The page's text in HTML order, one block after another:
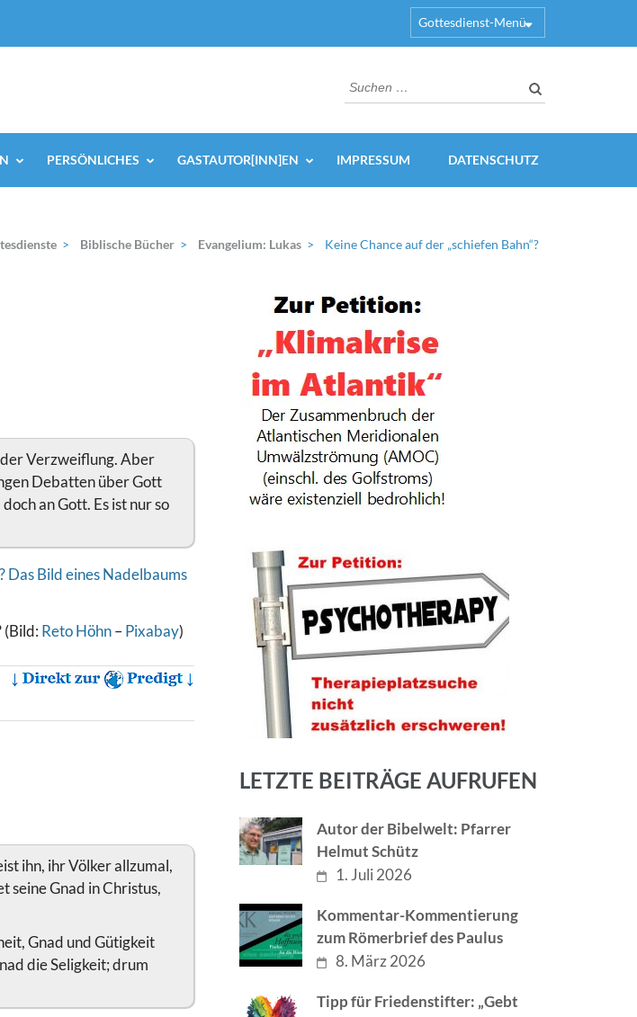
Gottesdienst-Menü
Suchen
nach:
PERSÖNLICHES GASTAUTOR[INN]EN IMPRESSUM DATENSCHUTZ
> Biblische Bücher > Evangelium: Lukas > Keine Chance auf der „schiefen Bahn“?
Verzweiflung. Aber
Debatten über Gott
an Gott. Es ist nur so
(Bild: Reto Höhn–Pixabay)
ihn, ihr Völker allzumal,
seine Gnad in Christus,
Gnad und Gütigkeit
die Seligkeit; drum
LETZTE BEITRÄGE AUFRUFEN
Autor der Bibelwelt: Pfarrer
Helmut Schütz
1. Juli 2026
Kommentar-Kommentierung
zum Römerbrief des Paulus
8. März 2026
Tipp für Friedenstifter: „Gebt